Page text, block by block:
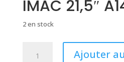
IMAC 21,5″
2 en stock
Ajouter